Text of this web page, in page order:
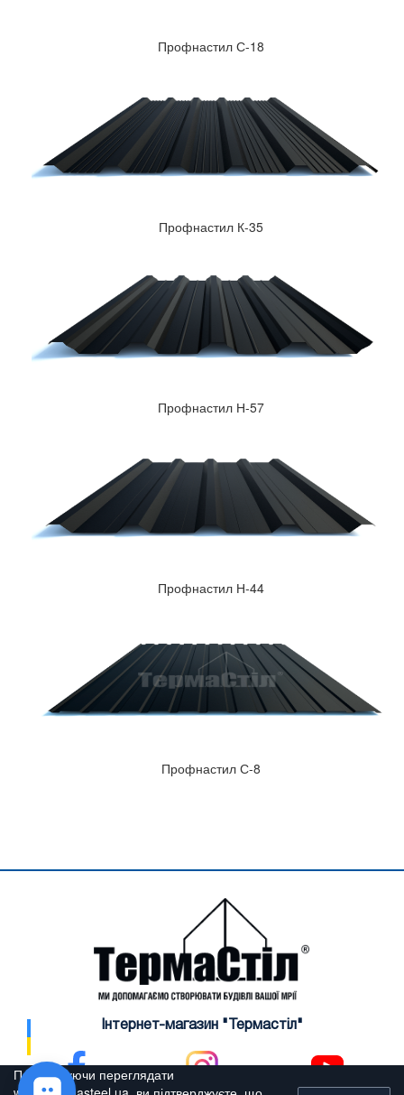
Профнастил С-18
Профнастил К-35
Профнастил Н-57
Профнастил Н-44
Профнастил С-8
Інтернет-магазин "Термастіл"
Продовжуючи переглядати